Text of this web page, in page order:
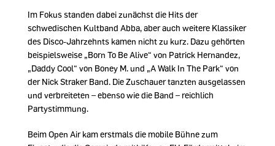
Im Fokus standen dabei zunächst die Hits der
schwedischen Kultband Abba, aber auch weitere Klassiker
des Disco-Jahrzehnts kamen nicht zu kurz. Dazu gehörten
beispielsweise „Born To Be Alive“ von Patrick Hernandez,
Daddy Cool“ von Boney M. und „A Walk In The Park“ von
der Nick Straker Band. Die Zuschauer tanzten ausgelassen
und verbreiteten – ebenso wie die Band – reichlich
Partystimmung.
Beim Open Air kam erstmals die mobile Bühne zum